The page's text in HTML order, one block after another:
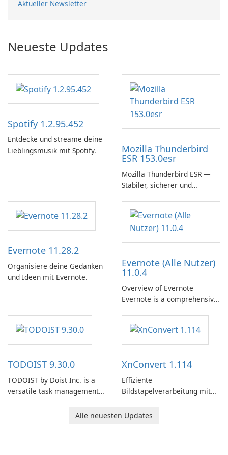
Aktueller Newsletter
Neueste Updates
Spotify 1.2.95.452
Entdecke und streame deine
Lieblingsmusik mit Spotify.
Mozilla Thunderbird
ESR 153.0esr
Mozilla Thunderbird ESR —
Stabiler, sicherer und
Mail-Client
Evernote 11.28.2
Organisiere deine Gedanken
und Ideen mit Evernote.
Evernote (Alle Nutzer)
11.0.4
Overview of Evernote
Evernote is a comprehensive
software designed to help
users capture, organize, and
access information across
TODOIST 9.30.0
TODOIST by Doist Inc. is a
versatile task management
individuals and teams
XnConvert 1.114
Effiziente
Bildstapelverarbeitung mit
Alle neuesten Updates